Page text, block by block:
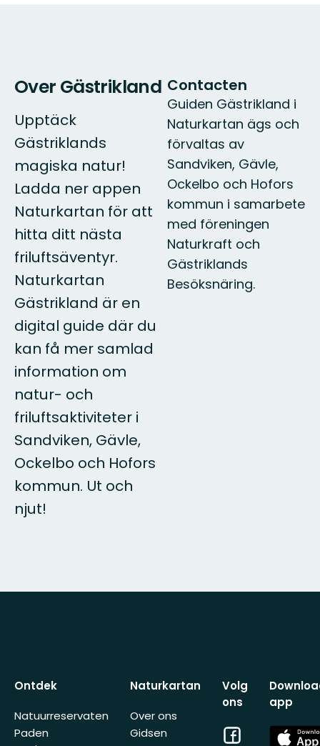
Over Gästrikland
Upptäck
Gästriklands
magiska natur!
Ladda ner appen
Naturkartan för att
hitta ditt nästa
friluftsäventyr.
Naturkartan
Gästrikland är en
digital guide där du
kan få mer samlad
information om
natur- och
friluftsaktiviteter i
Sandviken, Gävle,
Ockelbo och Hofors
kommun. Ut och
njut!
Contacten
Guiden Gästrikland i
Naturkartan ägs och
förvaltas av
Sandviken, Gävle,
Ockelbo och Hofors
kommun i samarbete
med föreningen
Naturkraft och
Gästriklands
Besöksnäring.
Ontdek
Natuurreservaten
Paden
Naturkartan
Over ons
Gidsen
Volg
ons
Facebook
app
App